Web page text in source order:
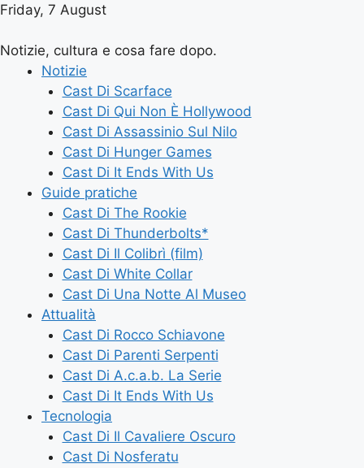
Friday, 7 August
Notizie, cultura e cosa fare dopo.
Notizie
Cast Di Scarface
Cast Di Qui Non È Hollywood
Cast Di Assassinio Sul Nilo
Cast Di Hunger Games
Cast Di It Ends With Us
Guide pratiche
Cast Di The Rookie
Cast Di Thunderbolts*
Cast Di Il Colibrì (film)
Cast Di White Collar
Cast Di Una Notte Al Museo
Attualità
Cast Di Rocco Schiavone
Cast Di Parenti Serpenti
Cast Di A.c.a.b. La Serie
Cast Di It Ends With Us
Tecnologia
Cast Di Il Cavaliere Oscuro
Cast Di Nosferatu